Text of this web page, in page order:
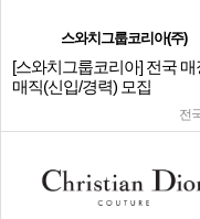
스와치그룹코리아(주)
[스와치그룹코리아] 전국 매
매직(신입/경력) 모집
전